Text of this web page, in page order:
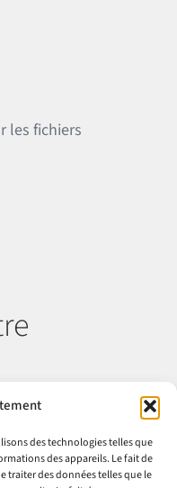
des technologies telles que
des appareils. Le fait de
traiter des données telles que le
les fichiers